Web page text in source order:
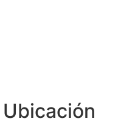
Ubicación